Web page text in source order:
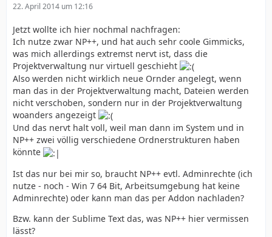
22. April 2014 um 12:16
Jetzt wollte ich hier nochmal nachfragen:
Ich nutze zwar NP++, und hat auch sehr coole Gimmicks,
was mich allerdings extremst nervt ist, dass die
Projektverwaltung nur virtuell geschieht
Also werden nicht wirklich neue Ornder angelegt, wenn
man das in der Projektverwaltung macht, Dateien werden
nicht verschoben, sondern nur in der Projektverwaltung
woanders angezeigt
Und das nervt halt voll, weil man dann im System und in
NP++ zwei völlig verschiedene Ordnerstrukturen haben
könnte
Ist das nur bei mir so, braucht NP++ evtl. Adminrechte (ich
nutze - noch - Win 7 64 Bit, Arbeitsumgebung hat keine
Adminrechte) oder kann man das per Addon nachladen?
Bzw. kann der Sublime Text das, was NP++ hier vermissen
lässt?